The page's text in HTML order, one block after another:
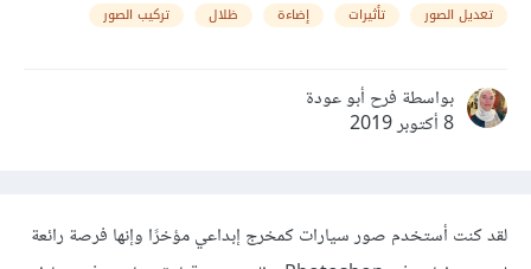
تعديل الصور تأثيرات إضاءة ظلال تركيب الصور
بواسطة فرح أبو عودة
8 أكتوبر 2019
لقد كنت أستخدم صور سيارات كمخرج إبداعي مؤخرًا وإنها فرصة رائعة